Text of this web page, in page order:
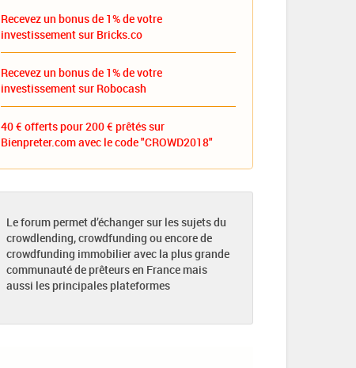
Recevez un bonus de 1% de votre
investissement sur Bricks.co
Recevez un bonus de 1% de votre
investissement sur Robocash
40 € offerts pour 200 € prêtés sur
Bienpreter.com avec le code "CROWD2018"
Le forum permet d’échanger sur les sujets du
crowdlending, crowdfunding ou encore de
crowdfunding immobilier avec la plus grande
communauté de prêteurs en France mais
aussi les principales plateformes